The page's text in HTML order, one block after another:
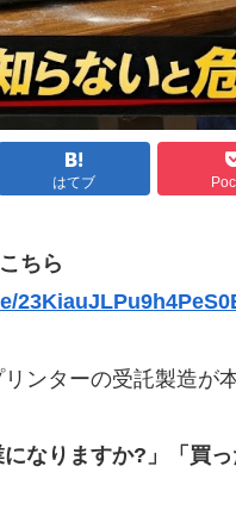
はてブ
ちら
ンターの受託製造が
になりますか?」「買